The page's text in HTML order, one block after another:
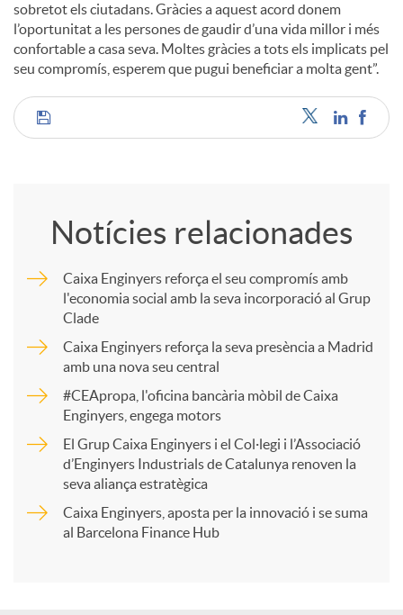
sobretot els ciutadans. Gràcies a aquest acord donem
l’oportunitat a les persones de gaudir d’una vida millor i més
confortable a casa seva. Moltes gràcies a tots els implicats pel
seu compromís, esperem que pugui beneficiar a molta gent”.
C
m
r
Notícies relacionades
Caixa Enginyers reforça el seu compromís amb
l'economia social amb la seva incorporació al Grup
Clade
Caixa Enginyers reforça la seva presència a Madrid
amb una nova seu central
#CEApropa, l'oficina bancària mòbil de Caixa
Enginyers, engega motors
El Grup Caixa Enginyers i el Col·legi i l’Associació
d’Enginyers Industrials de Catalunya renoven la
seva aliança estratègica
Caixa Enginyers, aposta per la innovació i se suma
al Barcelona Finance Hub